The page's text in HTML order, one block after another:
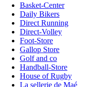
Basket-Center
Daily Bikers
Direct Running
Direct-Volley
Foot-Store
Gallop Store
Golf and co
Handball-Store
House of Rugby
La sellerie de Maé